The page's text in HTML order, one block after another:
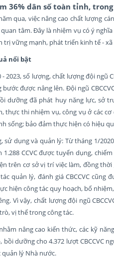
36% dân số toàn tỉnh,
qua, việc nâng cao chất lượng
quan tâm. Đây là nhiệm vụ có ý
trị vững mạnh, phát triển kinh tế -
nổi bật
- 2023, số lượng, chất lượng đội ngũ
được nâng lên. Đội ngũ
dưỡng đã phát huy năng lực, sở
thực thi nhiệm vụ, công vụ ở các
sống; bảo đảm thực hiện có hiệu
sử dụng và quản lý: Từ tháng 1/
1.288 CCVC được tuyển dụng,
trên cơ sở vị trí việc làm, đồng
quản lý, đánh giá CBCCVC
hiện công tác quy hoạch, bổ
Vì vậy, chất lượng đội ngũ
vị thế trong công tác.
nâng cao kiến thức, các kỹ
bồi dưỡng cho 4.372 lượt CBCCVC
lý Nhà nước.